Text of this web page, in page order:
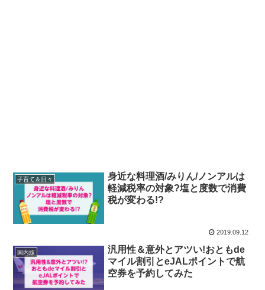
子育て＆日々
身近な料理酒/みりん/ノンアルは
軽減税率の対象?塩と度数で消費
税が変わる!?
2019.09.12
国内線
汎用性＆意外とアツい!おともde
マイル割引とeJALポイントで航
空券を予約してみた